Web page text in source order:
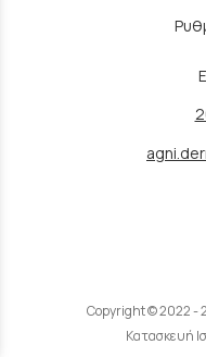
Copyright © 2022 -
Κατασκευή